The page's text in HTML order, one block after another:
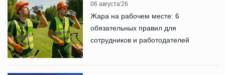
06 августа'26
Жара на рабочем месте: 6
обязательных правил для
сотрудников и работодателей